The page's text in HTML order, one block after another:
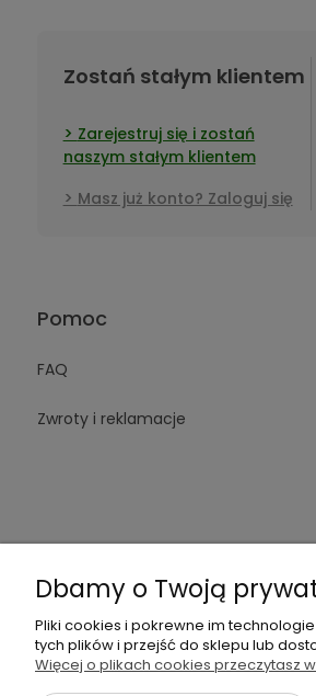
Zostań stałym klientem
Zarejestruj się i zostań
naszym stałym klientem
Masz już konto? Zaloguj się
Pomoc
FAQ
Zwroty i reklamacje
Dbamy o Twoją
Pliki cookies i pokrewne im
tych plików i przejść do sklepu lub
Więcej o plikach cookies przeczytasz